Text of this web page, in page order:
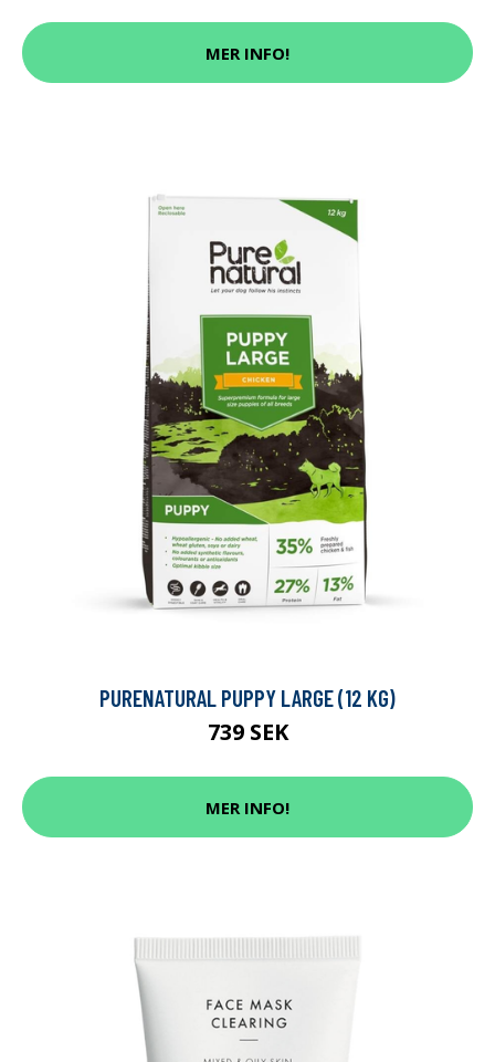
MER INFO!
PURENATURAL PUPPY LARGE (12 KG)
739 SEK
MER INFO!